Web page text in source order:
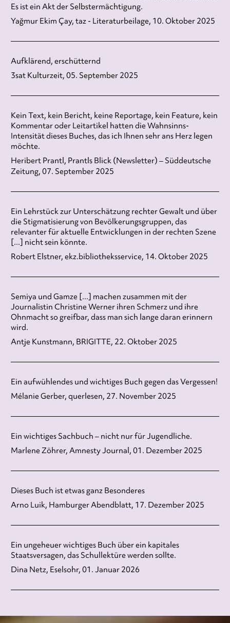
Es ist ein Akt der Selbstermächtigung.
Yağmur Ekim Çay, taz - Literaturbeilage, 10. Oktober 2025
Aufklärend, erschütternd
3sat Kulturzeit, 05. September 2025
Kein Text, kein Bericht, keine Reportage, kein Feature, kein
Kommentar oder Leitartikel hatten die Wahnsinns-
Intensität dieses Buches, das ich Ihnen sehr ans Herz legen
möchte.
Heribert Prantl, Prantls Blick (Newsletter) – Süddeutsche
Zeitung, 07. September 2025
Ein Lehrstück zur Unterschätzung rechter Gewalt und über
die Stigmatisierung von Bevölkerungsgruppen, das
relevanter für aktuelle Entwicklungen in der rechten Szene
[...] nicht sein könnte.
Robert Elstner, ekz.bibliotheksservice, 14. Oktober 2025
Semiya und Gamze [...] machen zusammen mit der
Journalistin Christine Werner ihren Schmerz und ihre
Ohnmacht so greifbar, dass man sich lange daran erinnern
wird.
Antje Kunstmann, BRIGITTE, 22. Oktober 2025
Ein aufwühlendes und wichtiges Buch gegen das Vergessen!
Mélanie Gerber, querlesen, 27. November 2025
Ein wichtiges Sachbuch – nicht nur für Jugendliche.
Marlene Zöhrer, Amnesty Journal, 01. Dezember 2025
Dieses Buch ist etwas ganz Besonderes
Arno Luik, Hamburger Abendblatt, 17. Dezember 2025
Ein ungeheuer wichtiges Buch über ein kapitales
Staatsversagen, das Schullektüre werden sollte.
Dina Netz, Eselsohr, 01. Januar 2026